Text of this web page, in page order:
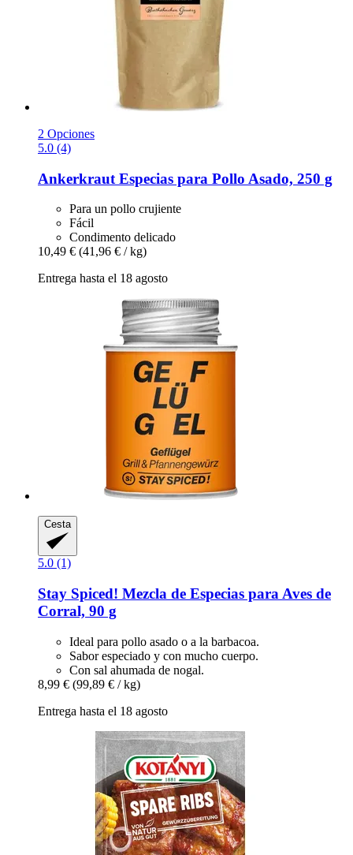
2 Opciones
5.0 (4)
Ankerkraut Especias para Pollo Asado, 250 g
Para un pollo crujiente
Fácil
Condimento delicado
10,49 € (41,96 € / kg)
Entrega hasta el 18 agosto
Cesta
5.0 (1)
Stay Spiced! Mezcla de Especias para Aves de
Corral, 90 g
Ideal para pollo asado o a la barbacoa.
Sabor especiado y con mucho cuerpo.
Con sal ahumada de nogal.
8,99 € (99,89 € / kg)
Entrega hasta el 18 agosto